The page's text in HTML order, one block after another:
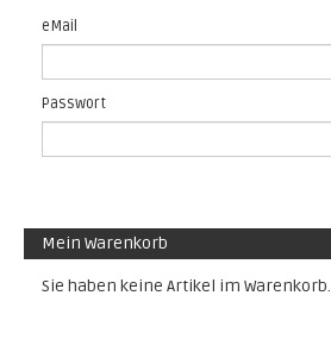
eMail
Passwort
Mein Warenkorb
Sie haben keine Artikel im Warenkorb.